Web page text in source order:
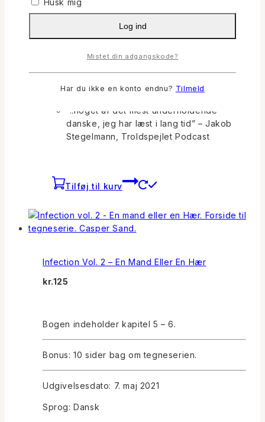
Nordjyske
“..en forrygende tegneserie-blockbuster
der viser lovende potentiale” –
“..noget af det mest underholdende
danske, jeg har læst i lang tid” – Jakob
Stegelmann, Troldspejlet Podcast
Tilføj til kurv
Infection Vol. 2 – En Mand Eller En Hær
kr.125
Bogen indeholder kapitel 5 – 6.
Bonus: 10 sider bag om tegneserien.
Udgivelsesdato: 7. maj 2021
Sprog: Dansk
Husk mig
Log ind
Mistet din adgangskode?
Har du ikke en konto endnu? Tilmeld